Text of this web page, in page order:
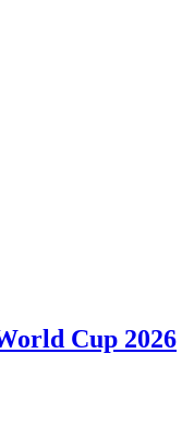
Cup 2026